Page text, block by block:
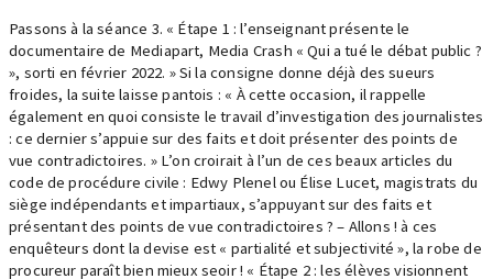
Passons à la séance 3. « Étape 1 : l’enseignant présente le
documentaire de Mediapart, Media Crash « Qui a tué le débat public ?
», sorti en février 2022. » Si la consigne donne déjà des sueurs
froides, la suite laisse pantois : « À cette occasion, il rappelle
également en quoi consiste le travail d’investigation des journalistes
: ce dernier s’appuie sur des faits et doit présenter des points de
vue contradictoires. » L’on croirait à l’un de ces beaux articles du
code de procédure civile : Edwy Plenel ou Élise Lucet, magistrats du
siège indépendants et impartiaux, s’appuyant sur des faits et
présentant des points de vue contradictoires ? – Allons ! à ces
enquêteurs dont la devise est « partialité et subjectivité », la robe de
procureur paraît bien mieux seoir ! « Étape 2 : les élèves visionnent